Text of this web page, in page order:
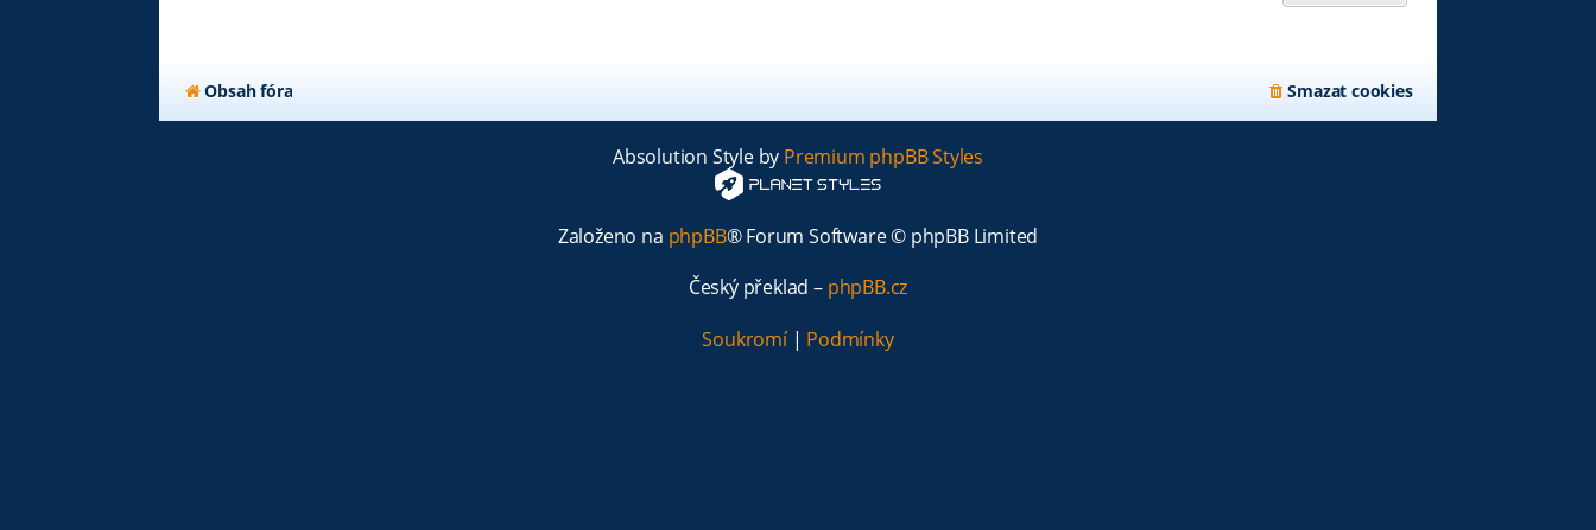
Obsah fóra Smazat cookies
Absolution Style by Premium phpBB Styles
Založeno na phpBB® Forum Software © phpBB Limited
Český překlad – phpBB.cz
Soukromí| Podmínky